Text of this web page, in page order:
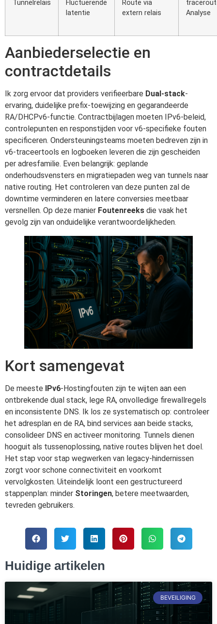
Tunnelrelais
Fluctuerende
latentie
Route via
extern relais
Analyse
Aanbiederselectie en
contractdetails
Ik zorg ervoor dat providers verifieerbare Dual-stack-
ervaring, duidelijke prefix-toewijzing en gegarandeerde
RA/DHCPv6-functie. Contractbijlagen moeten IPv6-beleid,
controlepunten en responstijden voor v6-specifieke fouten
specificeren. Ondersteuningsteams moeten bedreven zijn in
v6-traceertools en logboeken leveren die zijn gescheiden
per adresfamilie. Even belangrijk: geplande
onderhoudsvensters en migratiepaden weg van tunnels naar
native routing. Het controleren van deze punten zal de
downtime verminderen en latere conversies meetbaar
versnellen. Op deze manier Foutenreeks die vaak het
gevolg zijn van onduidelijke verantwoordelijkheden.
Kort samengevat
De meeste IPv6-Hostingfouten zijn te wijten aan een
ontbrekende dual stack, lege RA, onvolledige firewallregels
en inconsistente DNS. Ik los ze systematisch op: controleer
het adresplan en de RA, bind services aan beide stacks,
consolideer DNS en activeer monitoring. Tunnels dienen
hooguit als tussenoplossing, native routes blijven het doel.
Het stap voor stap wegwerken van legacy-hindernissen
zorgt voor schone connectiviteit en voorkomt
vervolgkosten. Uiteindelijk loont een gestructureerd
stappenplan: minder Storingen, betere meetwaarden,
tevreden gebruikers.
Huidige artikelen
BEVEILIGING